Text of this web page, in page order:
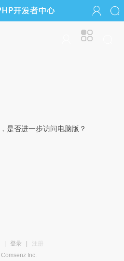
是否进一步访问电脑版？
登录
注册
Inc.